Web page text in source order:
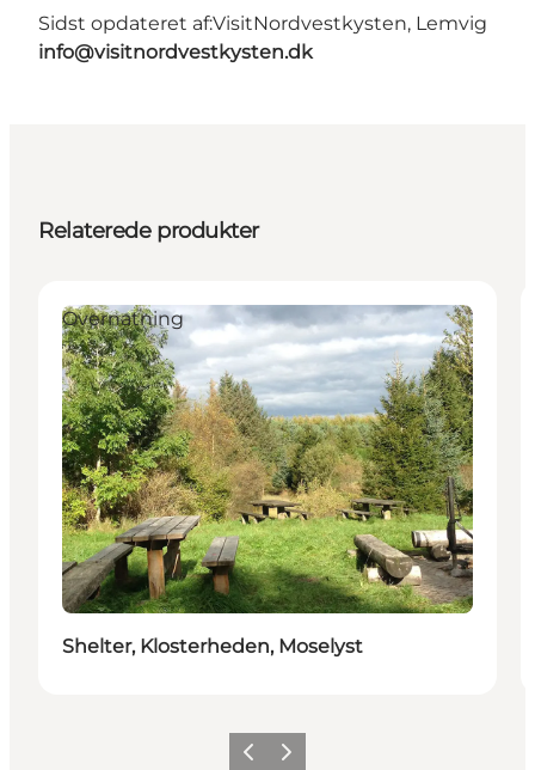
Sidst opdateret af:VisitNordvestkysten, Lemvig
info@visitnordvestkysten.dk
Relaterede produkter
Overnatning
Shelter, Klosterheden, Moselyst
ForrigeNæste